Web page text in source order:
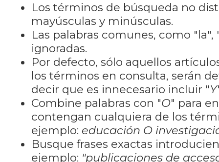
Los términos de búsqueda no
mayúsculas y minúsculas.
Las palabras comunes, como "la",
ignoradas.
Por defecto, sólo aquellos
los términos en consulta, serán
decir que es innecesario incluir "Y
Combine palabras con "O" para
contengan cualquiera de los
ejemplo: educación O
Busque frases exactas
ejemplo: "publicaciones de